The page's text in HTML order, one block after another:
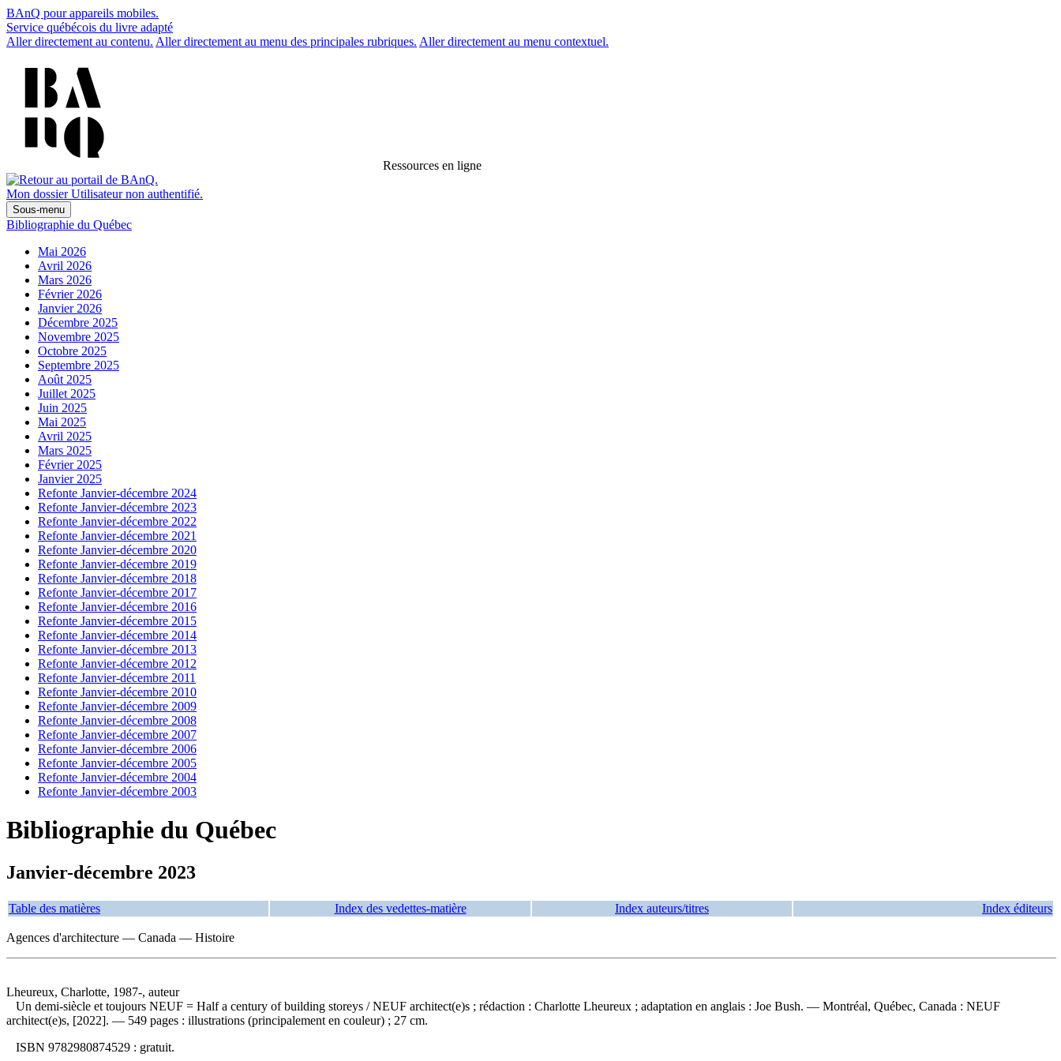
BAnQ pour appareils mobiles.
Service québécois du livre adapté
Aller directement au contenu. Aller directement au menu des principales rubriques. Aller directement au menu contextuel.
Ressources en ligne
Mon dossier Utilisateur non authentifié.
Sous-menu
Bibliographie du Québec
Mai 2026
Avril 2026
Mars 2026
Février 2026
Janvier 2026
Décembre 2025
Novembre 2025
Octobre 2025
Septembre 2025
Août 2025
Juillet 2025
Juin 2025
Mai 2025
Avril 2025
Mars 2025
Février 2025
Janvier 2025
Refonte Janvier-décembre 2024
Refonte Janvier-décembre 2023
Refonte Janvier-décembre 2022
Refonte Janvier-décembre 2021
Refonte Janvier-décembre 2020
Refonte Janvier-décembre 2019
Refonte Janvier-décembre 2018
Refonte Janvier-décembre 2017
Refonte Janvier-décembre 2016
Refonte Janvier-décembre 2015
Refonte Janvier-décembre 2014
Refonte Janvier-décembre 2013
Refonte Janvier-décembre 2012
Refonte Janvier-décembre 2011
Refonte Janvier-décembre 2010
Refonte Janvier-décembre 2009
Refonte Janvier-décembre 2008
Refonte Janvier-décembre 2007
Refonte Janvier-décembre 2006
Refonte Janvier-décembre 2005
Refonte Janvier-décembre 2004
Refonte Janvier-décembre 2003
Bibliographie du Québec
Janvier-décembre 2023
Table des matières Index des vedettes-matière Index auteurs/titres Index éditeurs
Agences d'architecture — Canada — Histoire
Lheureux, Charlotte, 1987-, auteur
Un demi-siècle et toujours NEUF = Half a century of building storeys / NEUF architect(e)s ; rédaction : Charlotte Lheureux ; adaptation en anglais : Joe Bush. — Montréal, Québec, Canada : NEUF
architect(e)s, [2022]. — 549 pages : illustrations (principalement en couleur) ; 27 cm.
ISBN 9782980874529 : gratuit.